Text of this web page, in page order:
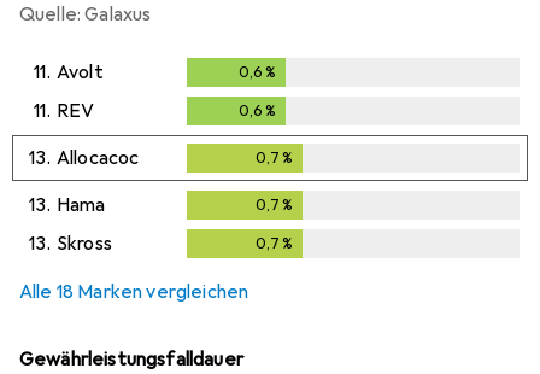
Quelle: Galaxus
11. Avolt 0,6 %
11. REV 0,6 %
13. Allocacoc 0,7 %
13. Hama 0,7 %
13. Skross 0,7 %
Alle 18 Marken vergleichen
Gewährleistungsfalldauer